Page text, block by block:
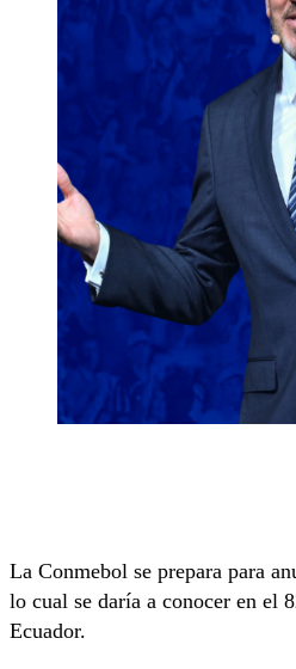
La Conmebol se prepara para
lo cual se daría a conocer en el
Ecuador.